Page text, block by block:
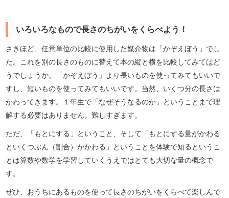
いろいろなもので長さのちがいをくらべよう！
さきほど、任意単位の比較に使用した媒介物は「かぞえぼう」でし
た。これを別の長さのものに替えて本の縦と横を比較してみてはど
うでしょうか。「かぞえぼう」より長いものを使ってみてもいいで
すし、短いものを使ってみてもいいです。当然、いくつ分の長さは
かわってきます。１年生で「なぜそうなるのか」ということまで理
解する必要はありません。難しすぎます。
ただ、「もとにする」ということ、そして「もとにする量がかわる
といくつぶん（割合）がかわる」ということを体験で知るというこ
とは算数や数学を学習していくうえではとても大切な量の概念で
す。
ぜひ、おうちにあるものを使って長さのちがいをくらべて楽しんで